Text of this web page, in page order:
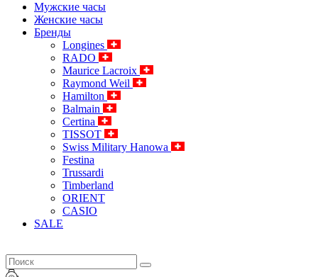
Мужские часы
Женские часы
Бренды
Longines
RADO
Maurice Lacroix
Raymond Weil
Hamilton
Balmain
Certina
TISSOT
Swiss Military Hanowa
Festina
Trussardi
Timberland
ORIENT
CASIO
SALE